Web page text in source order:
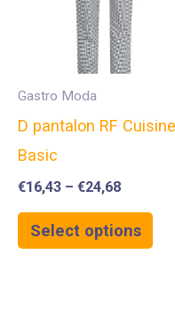
Gastro Moda
D pantalon RF Cuisine
Basic
€16,43 – €24,68
Select options